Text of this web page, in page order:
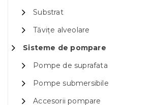
Substrat
Tăvițe alveolare
Sisteme de pompare
Pompe de suprafata
Pompe submersibile
Accesorii pompare